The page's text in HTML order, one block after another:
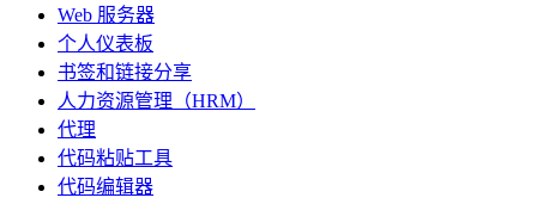
Web 服务器
个人仪表板
书签和链接分享
人力资源管理（HRM）
代理
代码粘贴工具
代码编辑器